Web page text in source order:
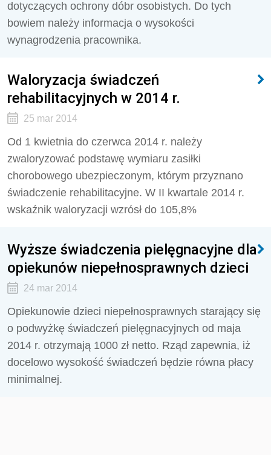
dotyczących ochrony dóbr osobistych. Do tych
bowiem należy informacja o wysokości
wynagrodzenia pracownika.
Waloryzacja świadczeń
rehabilitacyjnych w 2014 r.
25 mar 2014
Od 1 kwietnia do czerwca 2014 r. należy
zwaloryzować podstawę wymiaru zasiłki
chorobowego ubezpieczonym, którym przyznano
świadczenie rehabilitacyjne. W II kwartale 2014 r.
wskaźnik waloryzacji wzrósł do 105,8%
Wyższe świadczenia pielęgnacyjne dla
opiekunów niepełnosprawnych dzieci
24 mar 2014
Opiekunowie dzieci niepełnosprawnych starający się
o podwyżkę świadczeń pielęgnacyjnych od maja
2014 r. otrzymają 1000 zł netto. Rząd zapewnia, iż
docelowo wysokość świadczeń będzie równa płacy
minimalnej.